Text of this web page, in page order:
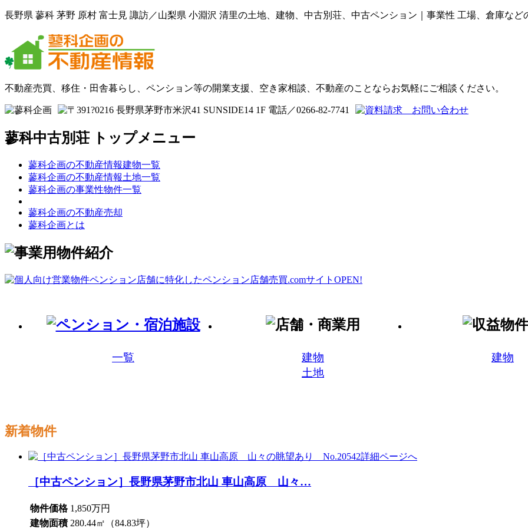
長野県 蓼科 茅野 原村 富士見 諏訪／山梨県 小淵沢 清里の土地、建物、中古別荘、中古ペンション｜事業性 工場、倉庫など
不動産売買、移住・田舎暮らし、ペンション等の開業支援、空き家相談、不動産のことならお気軽にご相談ください。
蓼科中古別荘 トップメニュー
蓼科企画の不動産情報建物一覧
蓼科企画の不動産情報土地一覧
蓼科企画の事業性物件一覧
蓼科企画の不動産売却
蓼科企画とは
一覧
建物
土地
建物
新着物件
［中古ペンション］長野県茅野市北山 車山高原 山々…
物件価格 1,850万円
建物面積 280.44㎡（84.83坪）